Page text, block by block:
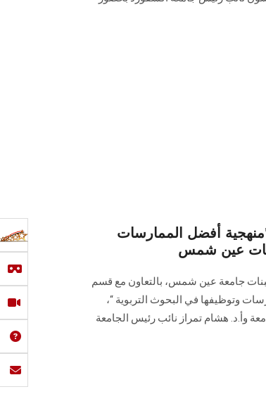
أفضل الممارسات
عين شمس
جامعة عين شمس، بالتعاون مع قسم
وتوظيفها في البحوث التربوية “،
وأ.د. هشام تمراز نائب رئیس الجامعة